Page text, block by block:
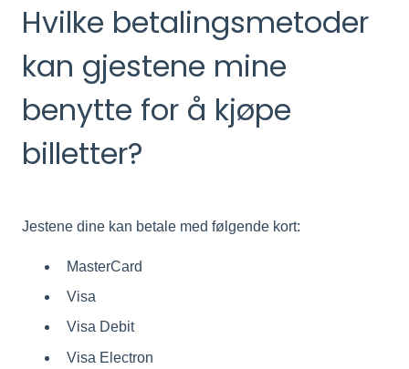
Hvilke betalingsmetoder
kan gjestene mine
benytte for å kjøpe
billetter?
Jestene dine kan betale med følgende kort:
MasterCard
Visa
Visa Debit
Visa Electron